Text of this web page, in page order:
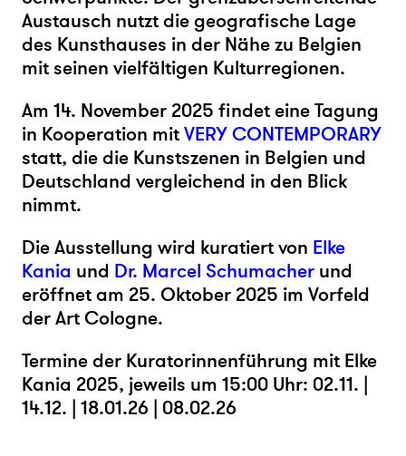
Austausch nutzt die geografische Lage
des Kunsthauses in der Nähe zu Belgien
mit seinen vielfältigen Kulturregionen.
Am 14. November 2025 findet eine Tagung
in Kooperation mitVERY CONTEMPORARY
statt, die die Kunstszenen in Belgien und
Deutschland vergleichend in den Blick
nimmt.
Die Ausstellung wird kuratiert von Elke
Kania und Dr. Marcel Schumacher und
eröffnet am 25. Oktober 2025 im Vorfeld
der Art Cologne.
Termine der Kuratorinnenführung mit Elke
Kania 2025, jeweils um 15:00 Uhr: 02.11. |
14.12. | 18.01.26 | 08.02.26